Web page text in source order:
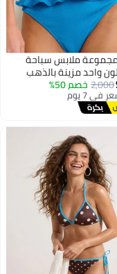
ملابس سباحة
واحد مزينة بالذهب
الصيف على الشاطئ2,000خصم 50% 7 يوم
مجاني
في 7 يوم